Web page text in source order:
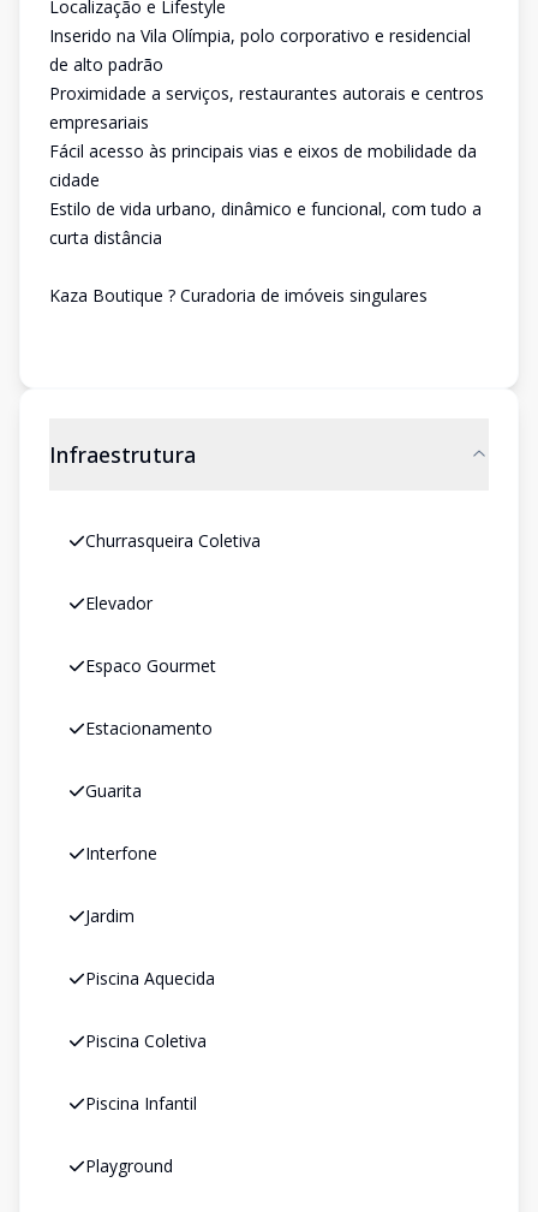
Localização e Lifestyle
Inserido na Vila Olímpia, polo corporativo e residencial
de alto padrão
Proximidade a serviços, restaurantes autorais e centros
empresariais
Fácil acesso às principais vias e eixos de mobilidade da
cidade
Estilo de vida urbano, dinâmico e funcional, com tudo a
curta distância
Kaza Boutique ? Curadoria de imóveis singulares
Infraestrutura
Churrasqueira Coletiva
Elevador
Espaco Gourmet
Estacionamento
Guarita
Interfone
Jardim
Piscina Aquecida
Piscina Coletiva
Piscina Infantil
Playground